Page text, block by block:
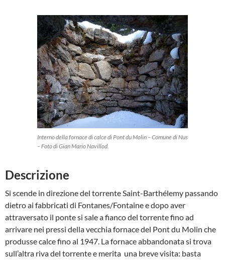
Interno della fornace di calce di Pont du Molin – Comune di Nus
– Foto di Gian Mario Navillod.
Descrizione
Si scende in direzione del torrente Saint-Barthélemy passando
dietro ai fabbricati di Fontanes/Fontaine e dopo aver
attraversato il ponte si sale a fianco del torrente fino ad
arrivare nei pressi della vecchia fornace del Pont du Molin che
produsse calce fino al 1947. La fornace abbandonata si trova
sull’altra riva del torrente e merita una breve visita: basta